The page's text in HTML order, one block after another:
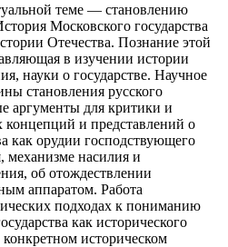
теме — становлению
Московского государства
Отечества. Познание этой
в изучении истории
науки о государстве. Научное
становления русского
аргументы для критики и
концепций и представлений о
как орудии господствующего
механизме насилия и
об отождествлении
аппаратом. Работа
подходах к пониманию
как исторического
историческом